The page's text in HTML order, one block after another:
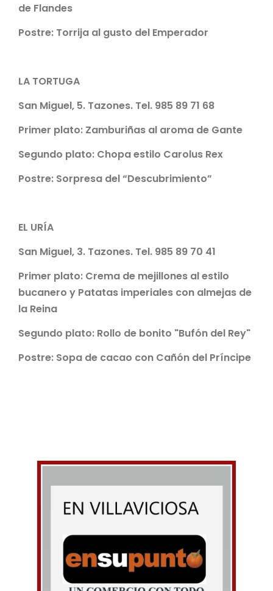
de Flandes
Postre: Torrija al gusto del Emperador
LA TORTUGA
San Miguel, 5. Tazones. Tel. 985 89 71 68
Primer plato: Zamburiñas al aroma de Gante
Segundo plato: Chopa estilo Carolus Rex
Postre: Sorpresa del “Descubrimiento”
EL URÍA
San Miguel, 3. Tazones. Tel. 985 89 70 41
Primer plato: Crema de mejillones al estilo
bucanero y Patatas imperiales con almejas de
la Reina
Segundo plato: Rollo de bonito "Bufón del Rey"
Postre: Sopa de cacao con Cañón del Príncipe